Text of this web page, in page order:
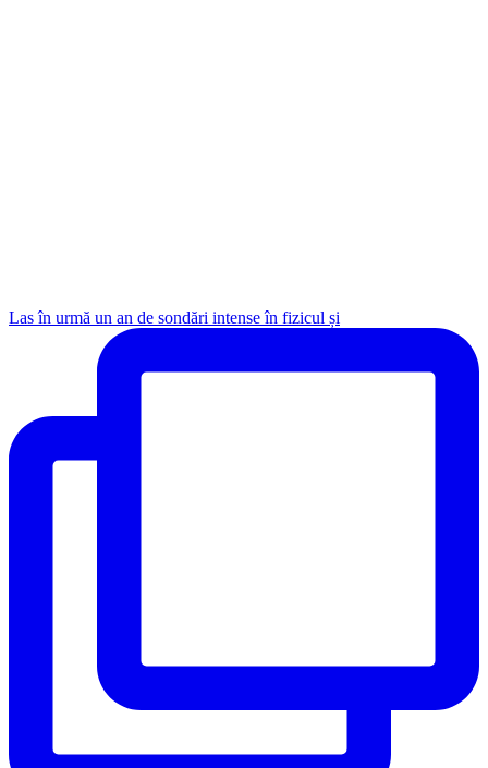
Las în urmă un an de sondări intense în fizicul și